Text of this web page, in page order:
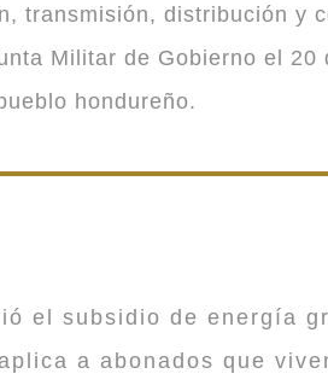
transmisión, distribución y
Militar de Gobierno el
hondureño.
el subsidio de energía
a abonados que